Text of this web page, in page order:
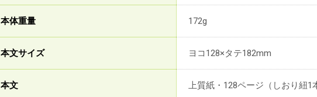
本体重量 172g
本文サイズ ヨコ128×タテ182mm
本文 上質紙・128ページ（しおり紐1